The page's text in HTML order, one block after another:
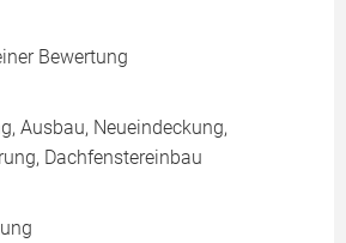
Bewertung
Ausbau, Neueindeckung,
Dachfenstereinbau